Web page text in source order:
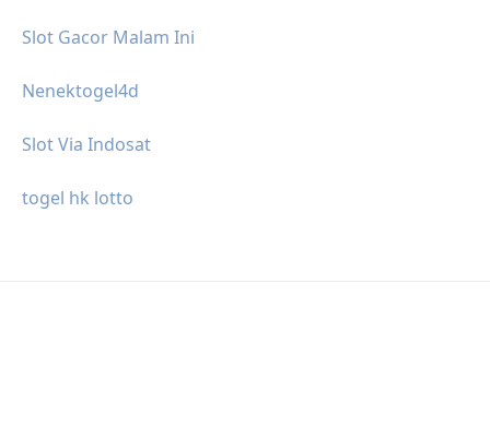
Slot Gacor Malam Ini
Nenektogel4d
Slot Via Indosat
togel hk lotto